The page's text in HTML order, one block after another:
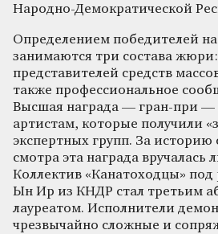
Народно-Демократической
Определением победителей
занимаются три состава жюри:
представителей средств
также профессиональное
Высшая награда — гран-при —
артистам, которые получили
экспертных групп. За историю
смотра эта награда
Коллектив «Канатоходцы»
Ын Ир из КНДР стал третьим
лауреатом. Исполнители
чрезвычайно сложные и